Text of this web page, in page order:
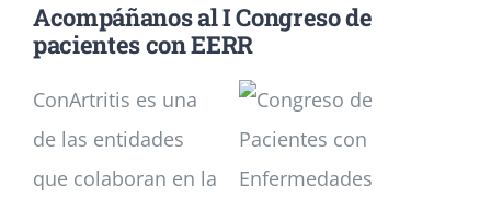
Noticias
Colabora
Asóciate
Acompáñanos al I Congreso de
pacientes con EERR
ConArtritis es una
de las entidades
que colaboran en la